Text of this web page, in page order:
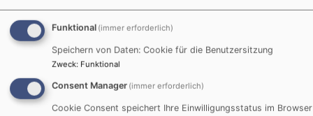
Funktional (immer erforderlich)
Speichern von Daten: Cookie für die Benutzersitzung
Zweck: Funktional
Consent Manager (immer erforderlich)
Cookie Consent speichert Ihre Einwilligungsstatus im Browser